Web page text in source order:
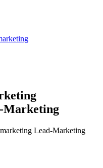
Marketing
Lead-Marketing